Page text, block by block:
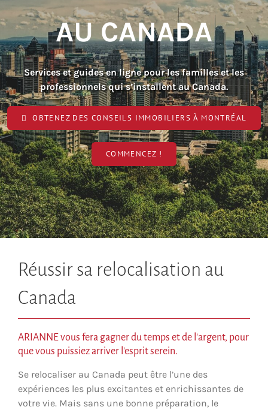
AU CANADA
Services et guides en ligne pour les familles et les
professionnels qui s’installent au Canada.
OBTENEZ DES CONSEILS IMMOBILIERS À MONTRÉAL
COMMENCEZ !
Réussir sa relocalisation au
Canada
ARIANNE vous fera gagner du temps et de l'argent, pour
que vous puissiez arriver l'esprit serein.
Se relocaliser au Canada peut être l’une des
expériences les plus excitantes et enrichissantes de
votre vie. Mais sans une bonne préparation, le